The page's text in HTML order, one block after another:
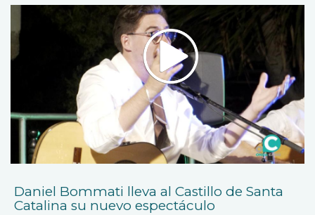
Daniel Bommati lleva al Castillo de Santa
Catalina su nuevo espectáculo